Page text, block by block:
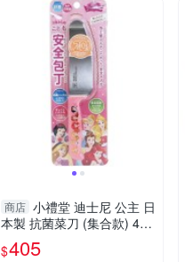
商店 小禮堂 迪士尼 公主 日
本製 抗菌菜刀 (集合款) 498
4909-330917
$405